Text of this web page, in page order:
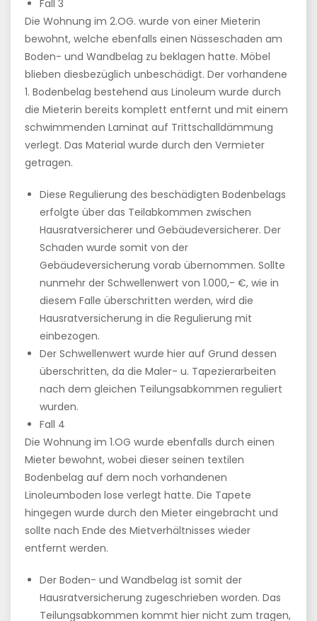
Fall 3
Die Wohnung im 2.OG. wurde von einer Mieterin
bewohnt, welche ebenfalls einen Nässeschaden am
Boden- und Wandbelag zu beklagen hatte. Möbel
blieben diesbezüglich unbeschädigt. Der vorhandene
1. Bodenbelag bestehend aus Linoleum wurde durch
die Mieterin bereits komplett entfernt und mit einem
schwimmenden Laminat auf Trittschalldämmung
verlegt. Das Material wurde durch den Vermieter
getragen.
Diese Regulierung des beschädigten Bodenbelags
erfolgte über das Teilabkommen zwischen
Hausratversicherer und Gebäudeversicherer. Der
Schaden wurde somit von der
Gebäudeversicherung vorab übernommen. Sollte
nunmehr der Schwellenwert von 1.000,- €, wie in
diesem Falle überschritten werden, wird die
Hausratversicherung in die Regulierung mit
einbezogen.
Der Schwellenwert wurde hier auf Grund dessen
überschritten, da die Maler- u. Tapezierarbeiten
nach dem gleichen Teilungsabkommen reguliert
wurden.
Fall 4
Die Wohnung im 1.OG wurde ebenfalls durch einen
Mieter bewohnt, wobei dieser seinen textilen
Bodenbelag auf dem noch vorhandenen
Linoleumboden lose verlegt hatte. Die Tapete
hingegen wurde durch den Mieter eingebracht und
sollte nach Ende des Mietverhältnisses wieder
entfernt werden.
Der Boden- und Wandbelag ist somit der
Hausratversicherung zugeschrieben worden. Das
Teilungsabkommen kommt hier nicht zum tragen,